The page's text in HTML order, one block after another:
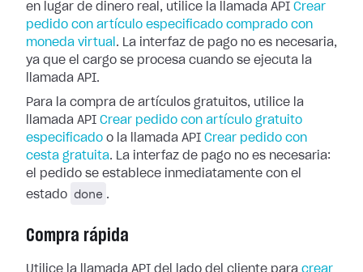
en lugar de dinero real, utilice la llamada API Crear
pedido con artículo especificado comprado con
moneda virtual . La interfaz de pago no es necesaria,
ya que el cargo se procesa cuando se ejecuta la
llamada API.
Para la compra de artículos gratuitos, utilice la
llamada API Crear pedido con artículo gratuito
especificado o la llamada API Crear pedido con
cesta gratuita. La interfaz de pago no es necesaria:
el pedido se establece inmediatamente con el
estado
done .
Compra rápida
Utilice la llamada API del lado del cliente para crear